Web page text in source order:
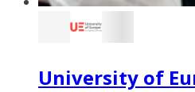
University of